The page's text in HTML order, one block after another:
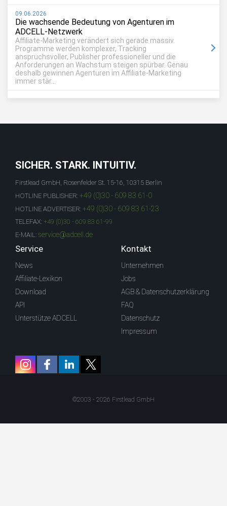
09.06.2026
Die wachsende Bedeutung von Agenturen im
ADCELL-Netzwerk
Affiliate-Marketing verändert sich gerade massiv.
Programme werden komplexer, Tracking
anspruchsvoller, Publisher professioneller und die
Anforderungen an Wachstum steigen spürbar. Genau
deshalb gewinnen Agenturen im Affiliate-Marketing
immer stär...
SICHER. STARK. INTUITIV.
Firstlead GmbH, Rosenfelder St. 15-16, 10315 Berlin
HOTLINE PUBLISHER: +49 (0)30 - 609 83 61-0
HOTLINE ADVERTISER: +49 (0)30 - 609 83 61-23
TELEFAX: +49 (0)30 - 609 83 61-99
E-MAIL: service@adcell.de
Service
News
Affiliate-Lexikon
Download
API
Unterstütze ADCELL
Kontakt
Unternehmen
Jobs
AGB & Datenschutzerklärung
FAQ
Datenschutz
Impressum
©2003 - 2026 Firstlead GmbH